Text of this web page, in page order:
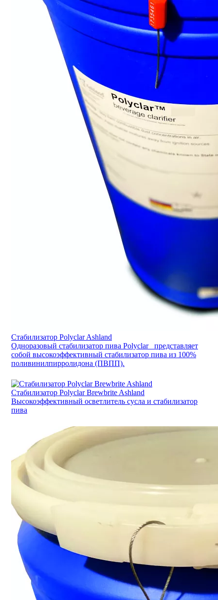
Стабилизатор Polyclar Ashland
Одноразовый стабилизатор пива Polyclar представляет
собой высокоэффективный стабилизатор пива из 100%
поливинилпирролидона (ПВПП).
Стабилизатор Polyclar Brewbrite Ashland
Высокоэффективный осветлитель сусла и стабилизатор
пива